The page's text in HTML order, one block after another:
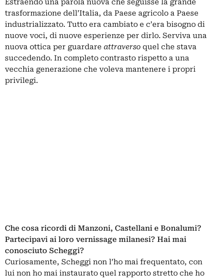
Estraendo una parola nuova che seguisse la grande
trasformazione dell’Italia, da Paese agricolo a Paese
industrializzato. Tutto era cambiato e c’era bisogno di
nuove voci, di nuove esperienze per dirlo. Serviva una
nuova ottica per guardare attraverso quel che stava
succedendo. In completo contrasto rispetto a una
vecchia generazione che voleva mantenere i propri
privilegi.
Che cosa ricordi di Manzoni, Castellani e Bonalumi?
Partecipavi ai loro vernissage milanesi? Hai mai
conosciuto Scheggi?
Curiosamente, Scheggi non l’ho mai frequentato, con
lui non ho mai instaurato quel rapporto stretto che ho